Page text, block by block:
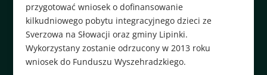
przygotować wniosek o dofinansowanie
kilkudniowego pobytu integracyjnego dzieci ze
Sverzowa na Słowacji oraz gminy Lipinki.
Wykorzystany zostanie odrzucony w 2013 roku
wniosek do Funduszu Wyszehradzkiego.